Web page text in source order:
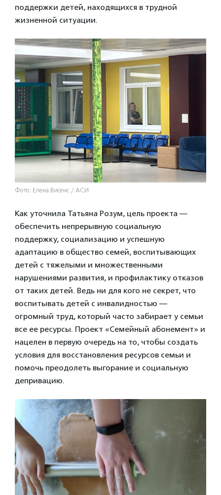
поддержки детей, находящихся в трудной
жизненной ситуации.
Фото: Елена Висенс / АСИ
Как уточнила Татьяна Розум, цель проекта —
обеспечить непрерывную социальную
поддержку, социализацию и успешную
адаптацию в общество семей, воспитывающих
детей с тяжелыми и множественными
нарушениями развития, и профилактику отказов
от таких детей. Ведь ни для кого не секрет, что
воспитывать детей с инвалидностью —
огромный труд, который часто забирает у семьи
все ее ресурсы. Проект «Семейный абонемент» и
нацелен в первую очередь на то, чтобы создать
условия для восстановления ресурсов семьи и
помочь преодолеть выгорание и социальную
депривацию.